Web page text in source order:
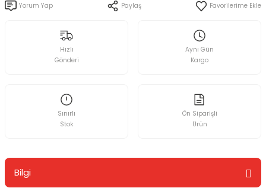
Yorum Yap Paylaş
Hızlı
Gönderi
Aynı Gün
Kargo
Sınırlı
Stok
Ön Siparişli
Ürün
Bilgi